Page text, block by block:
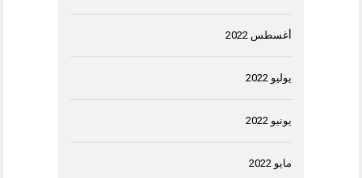
أغسطس 2022
يوليو 2022
يونيو 2022
مايو 2022